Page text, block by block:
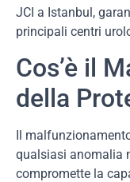
JCI a Istanbul,
principali centri
Cos’è il
della
Il
qualsiasi anomalia
compromette la